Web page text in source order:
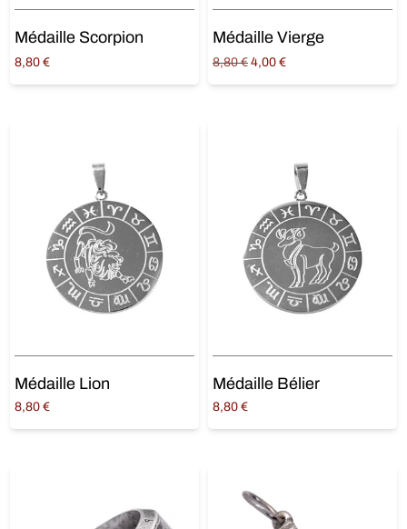
Médaille Scorpion
8,80 €
Ajouter au panier
Médaille Vierge
8,80€ Original
4,00 €Current
Ajouter au panier
Médaille Lion
8,80 €
Ajouter au panier
Médaille Bélier
8,80 €
Ajouter au panier